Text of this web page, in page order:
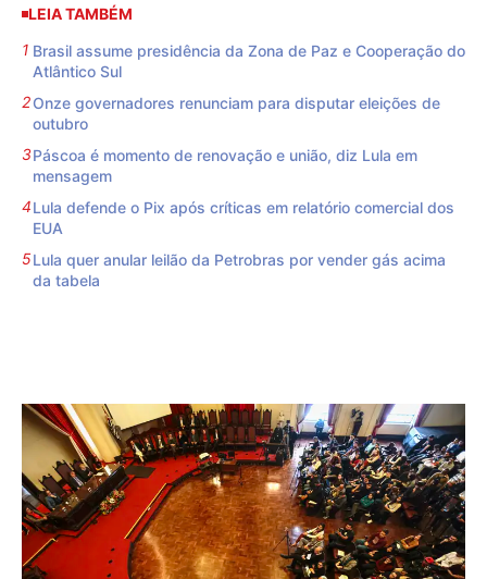
LEIA TAMBÉM
Brasil assume presidência da Zona de Paz e Cooperação do
Atlântico Sul
Onze governadores renunciam para disputar eleições de
outubro
Páscoa é momento de renovação e união, diz Lula em
mensagem
Lula defende o Pix após críticas em relatório comercial dos
EUA
Lula quer anular leilão da Petrobras por vender gás acima
da tabela